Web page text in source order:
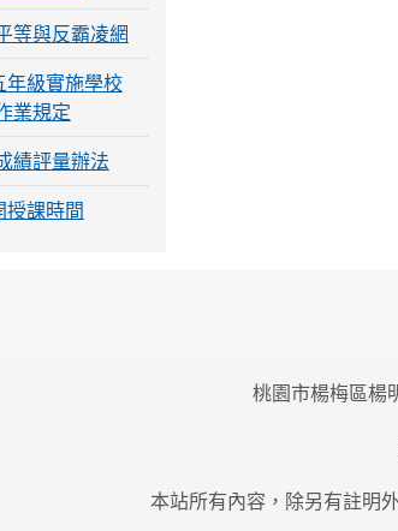
等與反霸凌網
年級實施學校
業規定
績評量辦法
授課時間
桃園市楊梅區
本站所有內容，除另有註明